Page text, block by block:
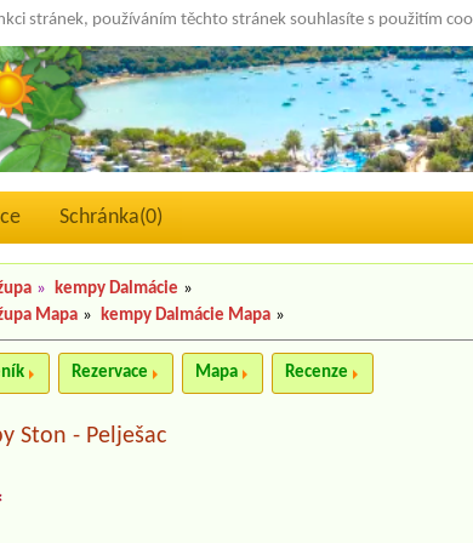
stránek, používáním těchto stránek souhlasíte s použitím
Schránka(0)
» kempy Dalmácie »
Mapa » kempy Dalmácie Mapa »
Rezervace Mapa Recenze
Ston - Pelješac